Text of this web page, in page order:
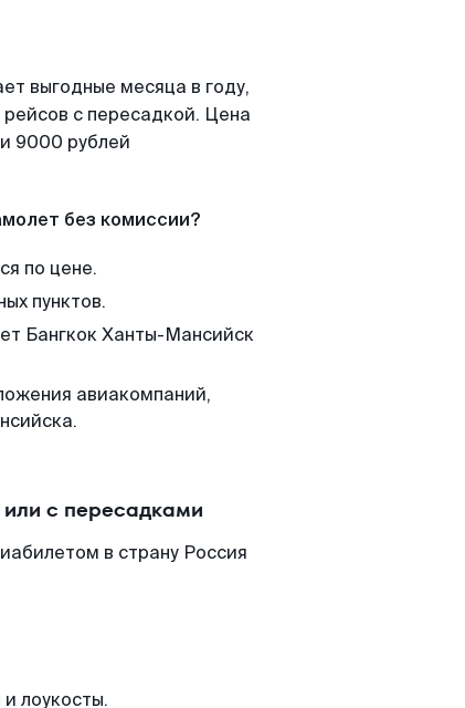
выгодные месяца в году,
с пересадкой. Цена
9000 рублей
без комиссии?
по цене.
пунктов.
Бангкок Ханты-Мансийск
авиакомпаний,
с пересадками
в страну Россия
лоукосты.